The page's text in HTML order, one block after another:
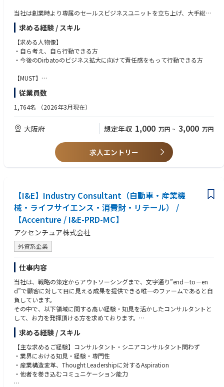
C. 両利きの事業統括
の事業システムとして捉え、需要（営業）と供給（オペ）を同時に成立さ
せる。PoC→本稼働の体験品質と、事業としてのユニットエコノミクス・
スループットを両立
（2）再現性の設計：少数精鋭で年間複数社／複数施設の本稼働を獲得・
処理するための営業プロセス・提案資料・ヒアリングフレーム、およびオ
ペレーション標準の設計と定着
（3）実績PR・市場形成：導入企業・施設との共同ニュースリリースの企
画・推進、日経新聞等メディア連携による「新たな健康経営×人的資本指
登壇
・健康経営／予防医療／人的資本経営領域への深い関心と、サイエンスの
中身まで踏み込んで理解しようとする姿勢
当社は創業時より専属のセールスビジネスユニットを立ち上げ、大手総合
コンサルファームのトップセールス4名を中心に営業戦略立案～実行まで
を実行することで、急成長する当社事業を牽引してきました。関西支社立
ち上げのフェーズにおいて、当事業における収益の最大化、スピード感を
持ち成長を図るべく、新たに参画いただけるメンバーを募集しています。
が、参画頂くメンバーには戦略立案～実行までフルプロセスをサポート致
共に成長をしたい、キャリアを形成したい、新たなチャレンジをされたい
という方のご応募、お待ちしております。
【こんな仕事をしていただきます】
・大手クライアントへのアプローチ、課題ヒアリングを基に、テクノロジ
・クライアントの価値向上に繋がる実行フェーズまでのご提案をしていた
だき、真の課題解決に関わることができます。
【得られる経験／スキル】
・単なる営業の経験ではなく、コンサルティングの営業を通してどこの業
界、どんな商材にも通ずる市場価値の高いスキルを身に付けることができ
ます。
・圧倒的な裁量権をもとに、大企業にはないスピード感で成長することが
できます。
【中長期のキャリアパス】
・次世代の会社を担う営業統括責任者
・新規事業立上げ責任者
・グループ会社CxO
求める経験 / スキル
【求める人物像】
・自ら考え、自ら行動できる方
・今後のDirbatoのビジネス拡大に向けて責任感をもって行動できる方
【MUST】
・四年制大学・大学院卒業(文系・理系問わず)
・営業実務経験5年以上
・現職以前において、一定以上の成果を上げられた方
【WANT】
・IT業界経験
・配下のマネジメント経験
・大手企業をクライアントとする法人営業経験
従業員数
1,764名 （2026年3月現在）
大阪府 想定年収 1,000 万円 ~ 3,000 万円
求人エントリー
【I&E】Industry Consultant（自動車・産業機
械・ライフサイエンス・消費財・リテール） /
【Accenture / I&E-PRD-MC】
アクセンチュア株式会社
外資系企業
仕事内容
当社は、戦略の策定からアウトソーシングまで、文字通り”end－to－en
d”で顧客に対して目に見える成果を提供できる唯一のファームであると自
負しています。
その中で、以下領域に関する高い経験・知見を活かしたコンサルタントと
して、お力を発揮頂ける方を求めております。
①自動車
②産業機械
③ライフサイエンス
④リテール
⑤消費財・サービス
求める経験 / スキル
【主な求めるご経験】コンサルタント・シニアコンサルタント問わず
・業界における知見・経験・専門性
・産業構造変革、Thought Leadershipに対するAspiration
・他者を巻き込むコミュニケーション能力